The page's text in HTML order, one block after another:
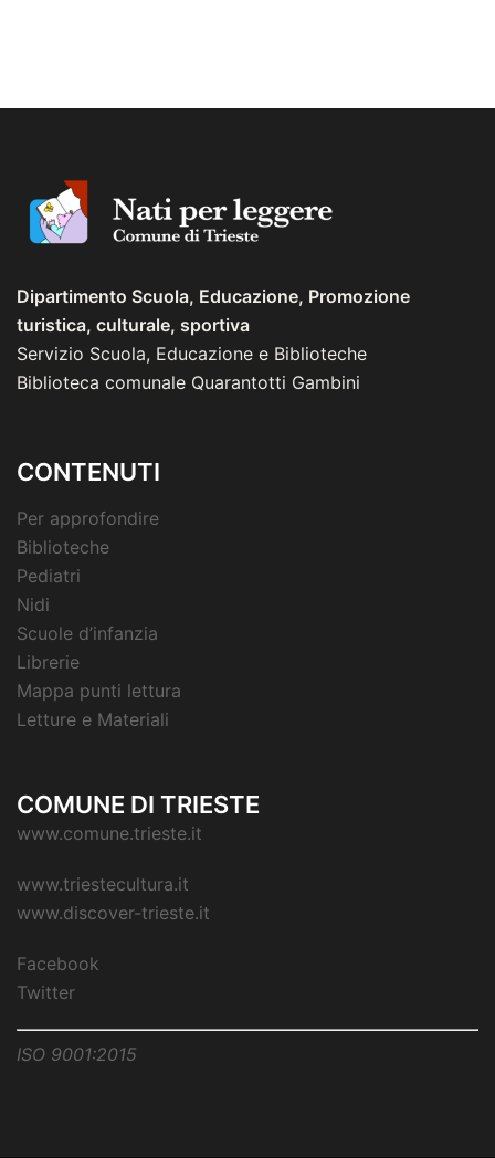
Dipartimento Scuola, Educazione, Promozione
turistica, culturale, sportiva
Servizio Scuola, Educazione e Biblioteche
Biblioteca comunale Quarantotti Gambini
CONTENUTI
Per approfondire
Biblioteche
Pediatri
Nidi
Scuole d’infanzia
Librerie
Mappa punti lettura
Letture e Materiali
COMUNE DI TRIESTE
www.comune.trieste.it
www.triestecultura.it
www.discover-trieste.it
Facebook
Twitter
ISO 9001:2015